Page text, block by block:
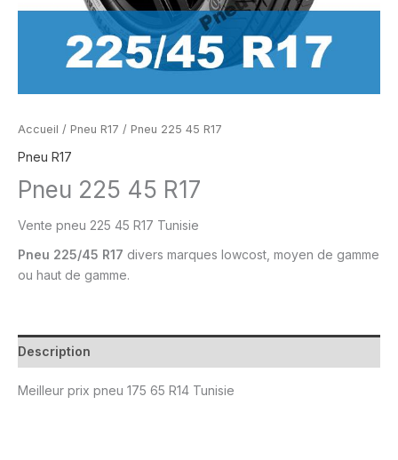
Accueil / Pneu R17 / Pneu 225 45 R17
Pneu R17
Pneu 225 45 R17
Vente pneu 225 45 R17 Tunisie
Pneu 225/45 R17 divers marques lowcost, moyen de gamme
ou haut de gamme.
Description
Meilleur prix pneu 175 65 R14 Tunisie